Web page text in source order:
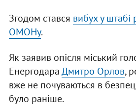
Згодом стався вибух у штабі
ОМОНу.
Як заявив опісля міський
ЕнергодараДмитро Орлов,
вже не почуваються в
було раніше.